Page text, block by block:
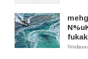
fukak